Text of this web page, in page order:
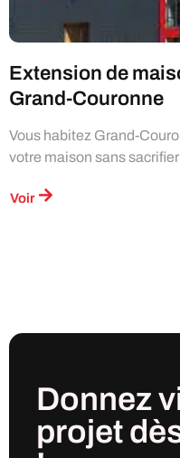
Extension de
Grand-Couronne
Vous habitez Grand-
votre maison sans
Voir
Donnez
projet